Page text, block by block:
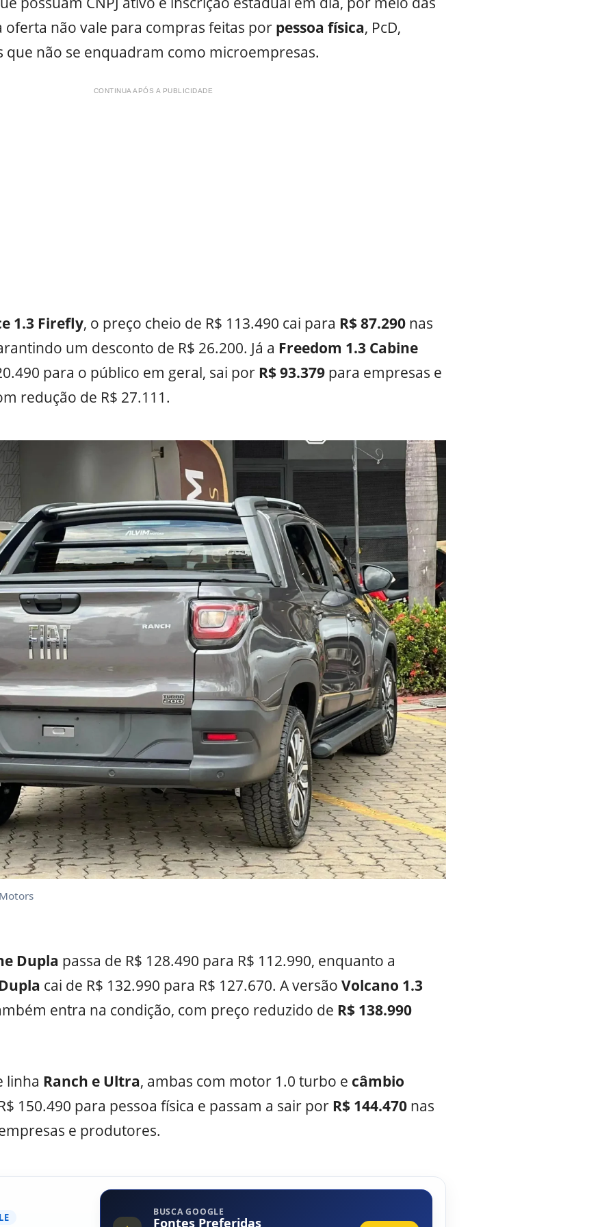
oferta não vale para compras feitas porpessoa física, PcD,
que não se enquadram como microempresas.
CONTINUA APÓS A PUBLICIDADE
1.3 Firefly, o preço cheio de R$ 113.490 cai para R$ 87.290nas
um desconto de R$ 26.200. Já a Freedom 1.3 Cabine
para o público em geral, sai porR$ 93.379 para empresas e
redução de R$ 27.111.
Dupla passa de R$ 128.490 para R$ 112.990, enquanto a
cai de R$ 132.990 para R$ 127.670. A versão Volcano 1.3
entra na condição, com preço reduzido de R$ 138.990
linha Ranch e Ultra, ambas com motor 1.0 turbo e câmbio
150.490 para pessoa física e passam a sair por R$ 144.470 nas
e produtores.
BUSCA GOOGLE
Fontes Preferidas